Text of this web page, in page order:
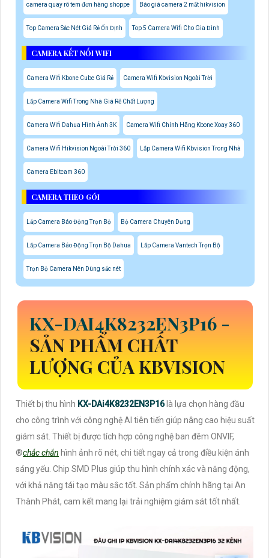
camera quay rõ tem đơn hàng shoppe Báo giá camera 2 mắt hikvision
Top Camera Sắc Nét Giá Rẻ Ổn Định Top 5 Camera Wifi Cho Gia Đình
CAMERA KẾT NỐI WIFI
Camera Wifi Kbone Cube Giá Rẻ Camera Wifi Kbvision Ngoài Trời
Lắp Camera Wifi Trong Nhà Giá Rẻ Chất Lượng
Camera Wifi Dahua Hình Ảnh 3K Camera Wifi Chính Hãng Kbone Xoay 360
Camera Wifi Hikvision Ngoài Trời 360 Lắp Camera Wifi Kbvision Trong Nhà
Camera Ebitcam 360
CAMERA THEO GÓI
Lắp Camera Báo Động Trọn Bộ Bộ Camera Chuyên Dụng
Lắp Camera Báo Động Trọn Bộ Dahua Lắp Camera Vantech Trọn Bộ
Trọn Bộ Camera Nên Dùng sắc nét
KX-DAI4K8232EN3P16 -
SẢN PHẨM CHẤT
LƯỢNG CỦA KBVISION
Thiết bị thu hình KX-DAi4K8232EN3P16 là lựa chọn hàng đầu
cho công trình với công nghệ AI tiên tiến giúp nâng cao hiệu suất
giám sát. Thiết bị được tích hợp công nghệ ban đêm ONVIF,
®️chắc chắn hình ảnh rõ nét, chi tiết ngay cả trong điều kiện ánh
sáng yếu. Chip SMD Plus giúp thu hình chính xác và năng động,
với khả năng tái tạo màu sắc tốt. Sản phẩm chính hãng tại An
Thành Phát, cam kết mang lại trải nghiệm giám sát tốt nhất.